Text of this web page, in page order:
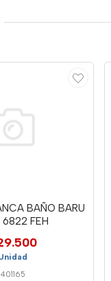
BAÑO BARU
6822 FEH
401165